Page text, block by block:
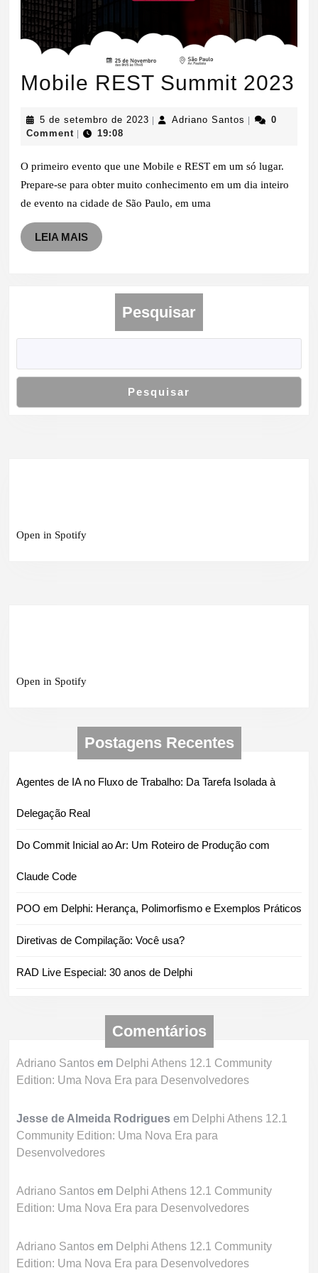
Mobile REST Summit 2023
5 de setembro de 2023 5
2023
Adriano Santos Adriano
0
Comment
19:08
O primeiro evento que une Mobile e REST em um só lugar.
Prepare-se para obter muito conhecimento em um dia inteiro
de evento na cidade de São Paulo, em uma
LEIA MAISLEIA
MAIS
Pesquisar
Pesquisar
Open in Spotify
Open in Spotify
Postagens Recentes
Agentes de IA no Fluxo de Trabalho: Da Tarefa Isolada à
Delegação Real
Do Commit Inicial ao Ar: Um Roteiro de Produção com
Claude Code
POO em Delphi: Herança, Polimorfismo e Exemplos Práticos
Diretivas de Compilação: Você usa?
RAD Live Especial: 30 anos de Delphi
Comentários
Adriano Santos em Delphi Athens 12.1 Community
Edition: Uma Nova Era para Desenvolvedores
Jesse de Almeida Rodrigues em Delphi Athens 12.1
Community Edition: Uma Nova Era para
Desenvolvedores
Adriano Santos em Delphi Athens 12.1 Community
Edition: Uma Nova Era para Desenvolvedores
Adriano Santos em Delphi Athens 12.1 Community
Edition: Uma Nova Era para Desenvolvedores